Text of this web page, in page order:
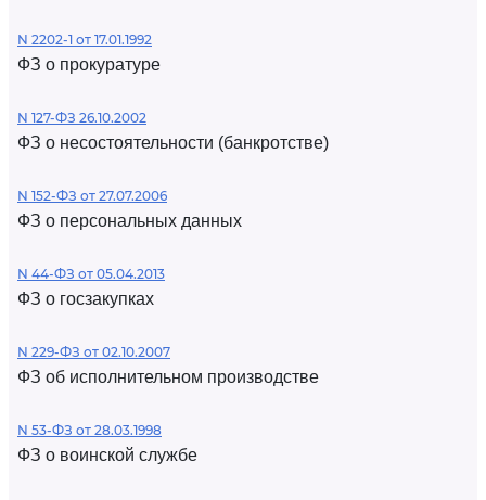
N 2202-1 от 17.01.1992
ФЗ о прокуратуре
N 127-ФЗ 26.10.2002
ФЗ о несостоятельности (банкротстве)
N 152-ФЗ от 27.07.2006
ФЗ о персональных данных
N 44-ФЗ от 05.04.2013
ФЗ о госзакупках
N 229-ФЗ от 02.10.2007
ФЗ об исполнительном производстве
N 53-ФЗ от 28.03.1998
ФЗ о воинской службе